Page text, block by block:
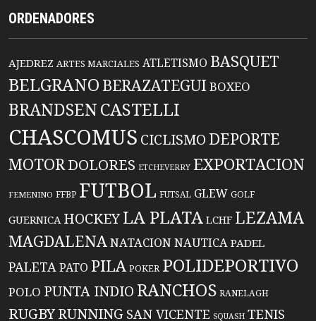
ORDENADORES
AJEDREZ ARTES MARCIALES ATLETISMO BASQUET
BELGRANO BERAZATEGUIBOXEO
BRANDSENCASTELLI
CHASCOMUS CICLISMO DEPORTE
MOTORDOLORES ETCHEVERRY EXPORTACION
FEMENINO FFBP FUTBOL FUTSAL GLEW GOLF
GUERNICA HOCKEYLA PLATA LCHF LEZAMA
MAGDALENANATACIONNAUTICA PADEL
PALETAPATO PILA POKER POLIDEPORTIVO
POLO PUNTA INDIO RANCHOS RANELAGH
RUGBYRUNNING SAN VICENTE SQUASH TENIS